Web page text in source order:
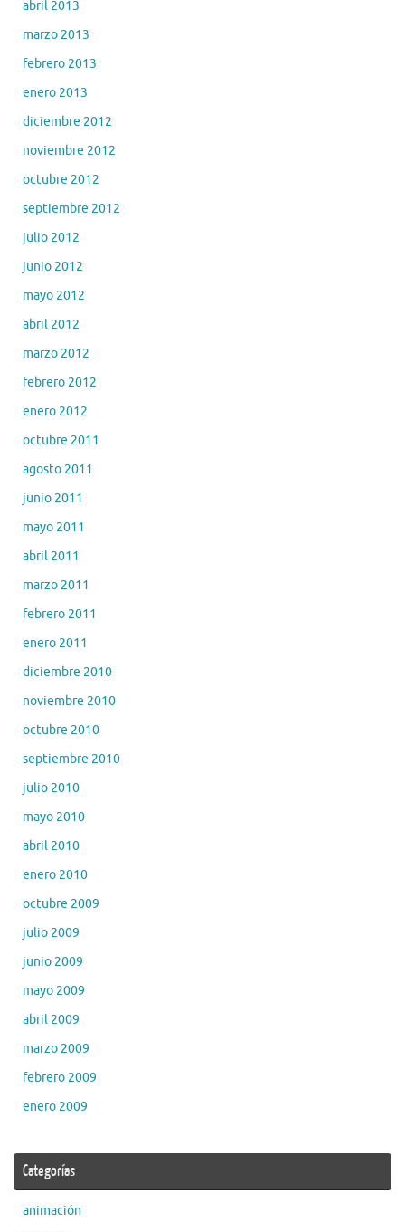
abril 2013
marzo 2013
febrero 2013
enero 2013
diciembre 2012
noviembre 2012
octubre 2012
septiembre 2012
julio 2012
junio 2012
mayo 2012
abril 2012
marzo 2012
febrero 2012
enero 2012
octubre 2011
agosto 2011
junio 2011
mayo 2011
abril 2011
marzo 2011
febrero 2011
enero 2011
diciembre 2010
noviembre 2010
octubre 2010
septiembre 2010
julio 2010
mayo 2010
abril 2010
enero 2010
octubre 2009
julio 2009
junio 2009
mayo 2009
abril 2009
marzo 2009
febrero 2009
enero 2009
Categorías
animación